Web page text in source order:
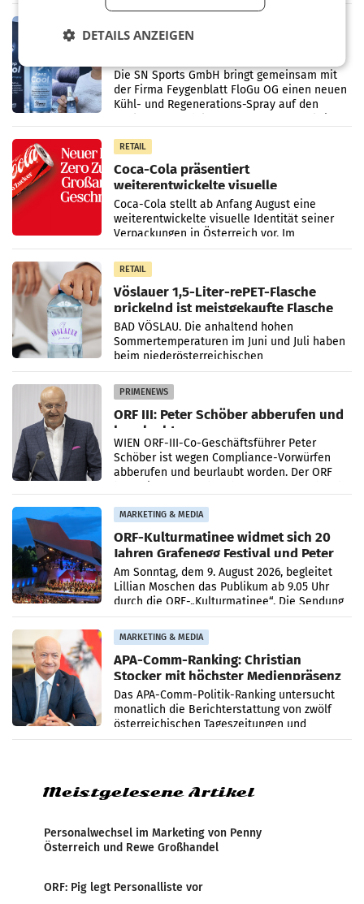
Vorjahresperiode
Cool“ auf den Markt
Die SN Sports GmbH bringt gemeinsam mit
der Firma Feygenblatt FloGu OG einen neuen
Kühl- und Regenerations-Spray auf den
RETAIL
Coca-Cola präsentiert
weiterentwickelte visuelle
Markenidentität
Coca-Cola stellt ab Anfang August eine
weiterentwickelte visuelle Identität seiner
Verpackungen in Österreich vor. Im
Mittelpunkt des Redesigns stehen zentrale
Gestaltungselemente
RETAIL
Vöslauer 1,5-Liter-rePET-Flasche
prickelnd ist meistgekaufte Flasche
Österreichs
BAD VÖSLAU. Die anhaltend hohen
Sommertemperaturen im Juni und Juli haben
beim niederösterreichischen
Getränkehersteller Vöslauer zu deutlichen
Absatzzuwächsen geführt. Während
PRIMENEWS
ORF III: Peter Schöber abberufen und
beurlaubt
WIEN ORF-III-Co-Geschäftsführer Peter
Schöber ist wegen Compliance-Vorwürfen
abberufen und beurlaubt worden. Der ORF
MARKETING & MEDIA
ORF-Kulturmatinee widmet sich 20
Jahren Grafenegg Festival und Peter
Simonischek
Am Sonntag, dem 9. August 2026, begleitet
Lillian Moschen das Publikum ab 9.05 Uhr
durch die ORF-„Kulturmatinee“. Die Sendung
startet mit der Dokumentation „20 Jahre
Grafenegg
MARKETING & MEDIA
APA-Comm-Ranking: Christian
Stocker mit höchster Medienpräsenz
im Juli
Das APA-Comm-Politik-Ranking untersucht
monatlich die Berichterstattung von zwölf
österreichischen Tageszeitungen und
analysiert, welche Politikerinnen und
Meistgelesene Artikel
Personalwechsel im Marketing von Penny
Österreich und Rewe Großhandel
ORF: Pig legt Personalliste vor
DETAILS ANZEIGEN